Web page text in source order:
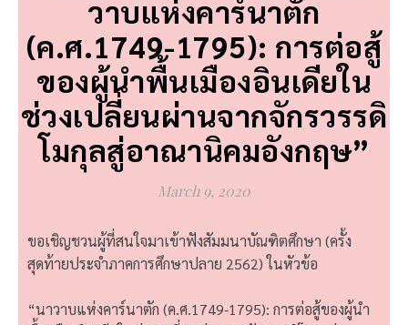
วาบแห่งคาร์นาตัก
(ค.ศ.1749-1795): การต่อสู้
ของผู้นำพื้นเมืองอินเดียใน
ช่วงเปลี่ยนผ่านจากจักรวรรดิ
โมกุลสู่อาณานิคมอังกฤษ”
March 9, 2020
ขอเชิญชวนผู้ที่สนใจมาเข้าฟังสัมมนาบัณฑิตศึกษา (ครั้ง
สุดท้ายประจำภาคการศึกษาปลาย 2562) ในหัวข้อ
“นาวาบแห่งคาร์นาตัก (ค.ศ.1749-1795): การต่อสู้ของผู้นำ